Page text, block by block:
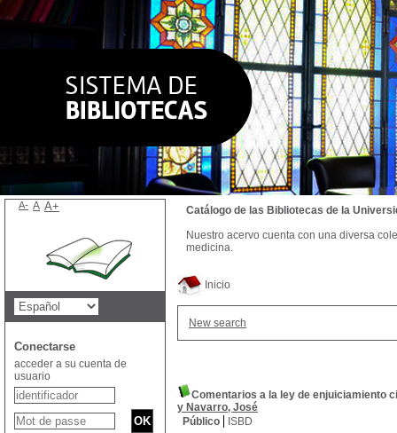
Inicio
New search
Comentarios a la ley de enjuiciamiento
y Navarro, José
Público
ISBD
Catálogo de las Bibliotecas de la
Nuestro acervo cuenta con una diversa
medicina.
A- A A+
Conectarse
acceder a su cuenta de
usuario